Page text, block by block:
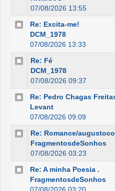
07/08/2026 13:55
Re: Excita-me!
DCM_1978
07/08/2026 13:33
Re: Fé
DCM_1978
07/08/2026 09:37
Re: Pedro Chagas
Levant
07/08/2026 09:09
Re: Romance/
FragmentosdeSonhos
07/08/2026 03:23
Re: A minha Poesia .
FragmentosdeSonhos